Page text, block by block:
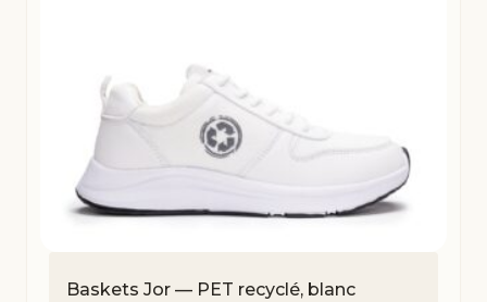
Baskets Jor — PET recyclé, blanc